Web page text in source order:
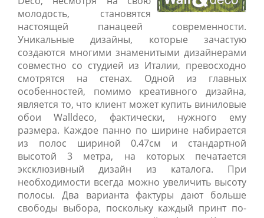
молодость, становятся
настоящей панацеей современности.
Уникальные дизайны, которые зачастую
создаются многими знаменитыми дизайнерами
совместно со студией из Италии, превосходно
смотрятся на стенах. Одной из главных
особенностей, помимо креативного дизайна,
является то, что клиент может купить виниловые
обои Walldeco, фактически, нужного ему
размера. Каждое панно по ширине набирается
из полос шириной 0.47см и стандартной
высотой 3 метра, на которых печатается
эксклюзивный дизайн из каталога. При
необходимости всегда можно увеличить высоту
полосы. Два варианта фактуры дают больше
свободы выбора, поскольку каждый принт по-